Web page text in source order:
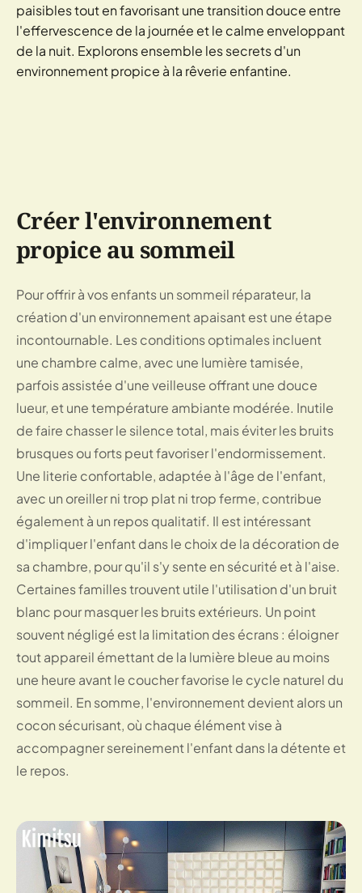
paisibles tout en favorisant une transition douce entre
l'effervescence de la journée et le calme enveloppant
de la nuit. Explorons ensemble les secrets d'un
environnement propice à la rêverie enfantine.
Créer l'environnement
propice au sommeil
Pour offrir à vos enfants un sommeil réparateur, la
création d'un environnement apaisant est une étape
incontournable. Les conditions optimales incluent
une chambre calme, avec une lumière tamisée,
parfois assistée d'une veilleuse offrant une douce
lueur, et une température ambiante modérée. Inutile
de faire chasser le silence total, mais éviter les bruits
brusques ou forts peut favoriser l'endormissement.
Une literie confortable, adaptée à l'âge de l'enfant,
avec un oreiller ni trop plat ni trop ferme, contribue
également à un repos qualitatif. Il est intéressant
d'impliquer l'enfant dans le choix de la décoration de
sa chambre, pour qu'il s'y sente en sécurité et à l'aise.
Certaines familles trouvent utile l'utilisation d'un bruit
blanc pour masquer les bruits extérieurs. Un point
souvent négligé est la limitation des écrans : éloigner
tout appareil émettant de la lumière bleue au moins
une heure avant le coucher favorise le cycle naturel du
sommeil. En somme, l'environnement devient alors un
cocon sécurisant, où chaque élément vise à
accompagner sereinement l'enfant dans la détente et
le repos.